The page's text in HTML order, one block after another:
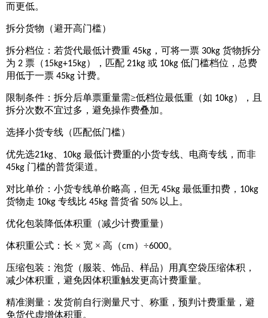
而更低。
拆分货物（避开高门槛）
拆分档位：若货代最低计费重 45kg ，可将一票 30kg 货物拆分
为 2 票（15kg+15kg），匹配 21kg 或 10kg 低门槛档位，总费
用低于一票 45kg 计费。
限制条件：拆分后单票重量需≥低档位最低重（如 10kg），且
拆分次数不宜过多，避免操作费叠加。
选择小货专线（匹配低门槛）
优先选21kg 10kg 最低计费重的小货专线、电商专线，而非
45kg 门槛的普货渠道。
对比单价：小货专线单价略高，但无 45kg 最低重扣费， 10kg
货物走 10kg 专线比 45kg 普货省 50% 以上。
优化包装降低体积重（减少计费重量）
体积重公式：长 × 宽 × 高（cm）÷6000。
压缩包装：泡货（服装、饰品、样品）用真空袋压缩体积，
减少体积重，避免因体积重触发更高计费重量。
精准测量：发货前自行测量尺寸、称重，预判计费重量，避
免货代虚增体积重。